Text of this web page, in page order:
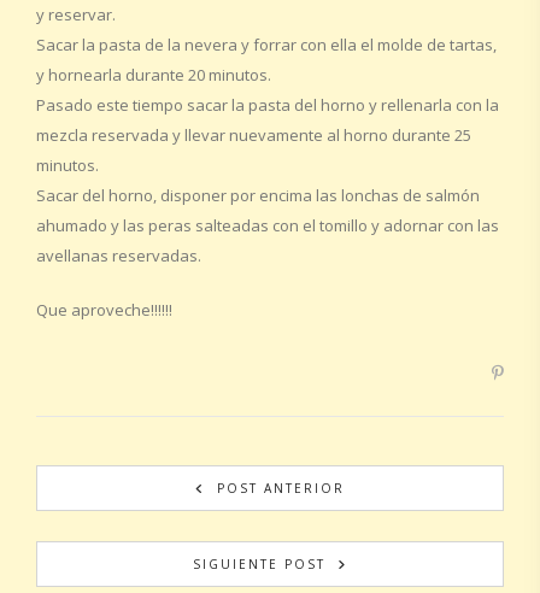
y reservar.
Sacar la pasta de la nevera y forrar con ella el molde de tartas,
y hornearla durante 20 minutos.
Pasado este tiempo sacar la pasta del horno y rellenarla con la
mezcla reservada y llevar nuevamente al horno durante 25
minutos.
Sacar del horno, disponer por encima las lonchas de salmón
ahumado y las peras salteadas con el tomillo y adornar con las
avellanas reservadas.
Que aproveche!!!!!!
POST ANTERIOR
SIGUIENTE POST